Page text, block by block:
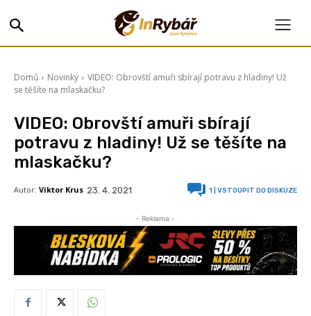
Domů Novinky
VIDEO: Obrovští amuři sbírají potravu z hladiny! Už
se těšíte na mlaskačku?
VIDEO: Obrovští amuři sbírají
potravu z hladiny! Už se těšíte na
mlaskačku?
Autor: Viktor Krus 23. 4. 2021 1 | VSTOUPIT DO DISKUZE
- Reklama -